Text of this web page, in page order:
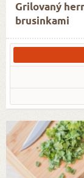
Grilovaný
brusinkami